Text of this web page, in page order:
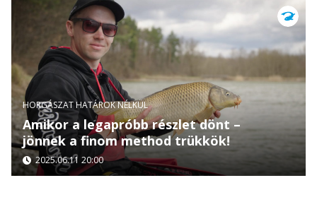
HORGÁSZAT HATÁROK NÉLKÜL
Amikor a legapróbb részlet dönt –
jönnek a finom method trükkök!
2025.06.11 20:00